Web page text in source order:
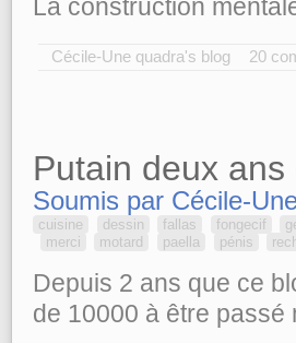
La construction
Cécile-Une quadra's blog 20
Putain deux ans
Soumis par Cécile-
cuisine dessin fallas fongecif
merci
motard paella pénis
Depuis 2 ans que ce
de 10000 à être passé